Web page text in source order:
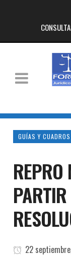
GUÍAS Y CUADROS
REPRO
22